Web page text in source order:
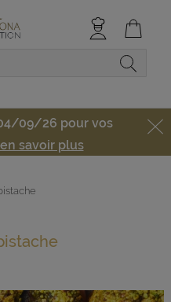
09/26 pour vos
en savoir plus